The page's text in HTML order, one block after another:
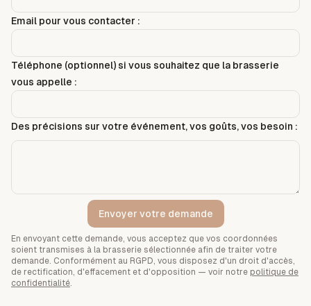
Email pour vous contacter :
Téléphone (optionnel) si vous souhaitez que la brasserie
vous appelle :
Des précisions sur votre événement, vos goûts, vos besoin :
Envoyer votre demande
En envoyant cette demande, vous acceptez que vos coordonnées
soient transmises à la brasserie sélectionnée afin de traiter votre
demande. Conformément au RGPD, vous disposez d'un droit d'accès,
de rectification, d'effacement et d'opposition — voir notre politique de
confidentialité.